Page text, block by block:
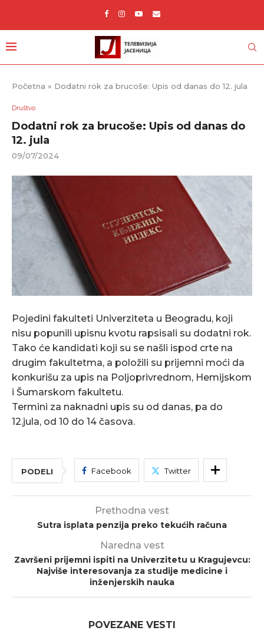
Početna » Dodatni rok za brucoše: Upis od danas do 12. jula
Društvo
Dodatni rok za brucoše: Upis od danas do
12. jula
09/07/2024
Pojedini fakulteti Univerziteta u Beogradu, koji
nisu popunili upisnu kvotu rapsisali su dodatni rok.
Tako će kandidati koji su se našli ispod crte na
drugim fakultetma, a položili su prijemni moći da
konkurišu za upis na Poljoprivrednom, Hemijskom
i Šumarskom fakultetu.
Termini za naknadni upis su od danas, pa do
12.jula, od 10 do 14 časova.
PODELI Facebook Twitter
Prethodna vest
Sutra isplata penzija preko tekućih računa
Naredna vest
Završeni prijemni ispiti na Univerzitetu u Kragujevcu:
Najviše interesovanja za studije medicine i
inženjerskih nauka
POVEZANE VESTI